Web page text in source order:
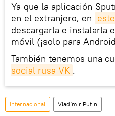
Ya que la aplicación
en el extranjero, en
descargarla e instalarla
móvil (¡solo para
También tenemos una
social rusa VK .
Internacional Vladímir Putin